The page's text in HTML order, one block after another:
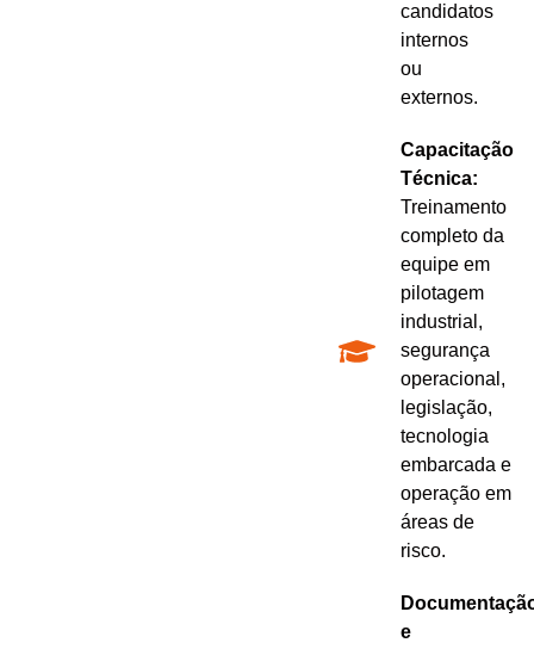
candidatos
internos
ou
externos.
Capacitação
Técnica:
Treinamento
completo da
equipe em
pilotagem
industrial,
segurança
operacional,
legislação,
tecnologia
embarcada e
operação em
áreas de
risco.
e